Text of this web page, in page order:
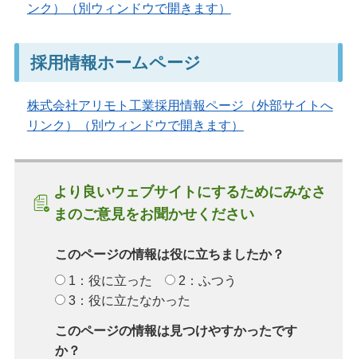
ンク）（別ウィンドウで開きます）
採用情報ホームページ
株式会社アリモト工業採用情報ページ（外部サイトへ
リンク）（別ウィンドウで開きます）
より良いウェブサイトにするためにみなさ
まのご意見をお聞かせください
このページの情報は役に立ちましたか？
1：役に立った
2：ふつう
3：役に立たなかった
このページの情報は見つけやすかったです
か？